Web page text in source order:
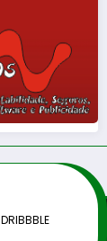
DRIBBBLE